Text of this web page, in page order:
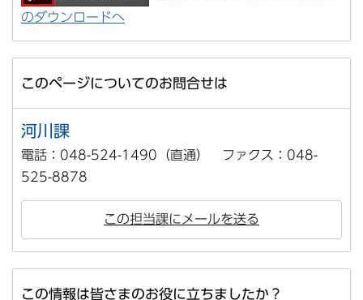
のダウンロードへ
このページについてのお問合せは
河川課
電話：048-524-1490（直通） ファクス：048-
525-8878
この担当課にメールを送る
この情報は皆さまのお役に立ちましたか？